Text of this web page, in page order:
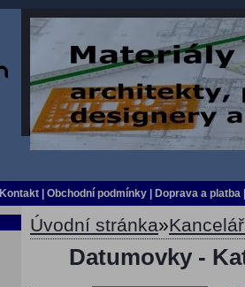
Kontakt Obchodní podmínky Doprava a platba
Úvodní stránka»
Datumovky -